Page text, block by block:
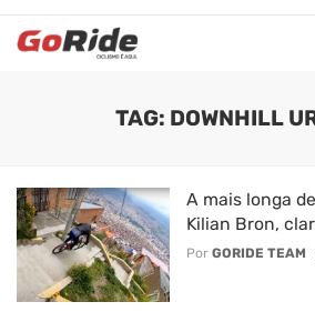
TAG: DOWNHILL
A mais longa
Kilian Bron,
Por GORIDE TEAM